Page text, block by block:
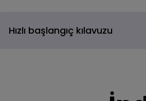
Hızlı başlangıç kılavuzu